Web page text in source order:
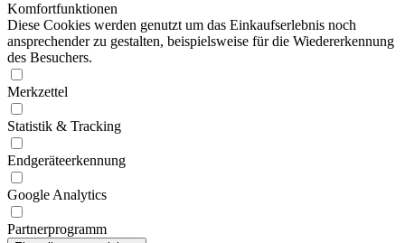
Komfortfunktionen
Diese Cookies werden genutzt um das Einkaufserlebnis noch
ansprechender zu gestalten, beispielsweise für die Wiedererkennung
des Besuchers.
Merkzettel
Statistik & Tracking
Endgeräteerkennung
Google Analytics
Partnerprogramm